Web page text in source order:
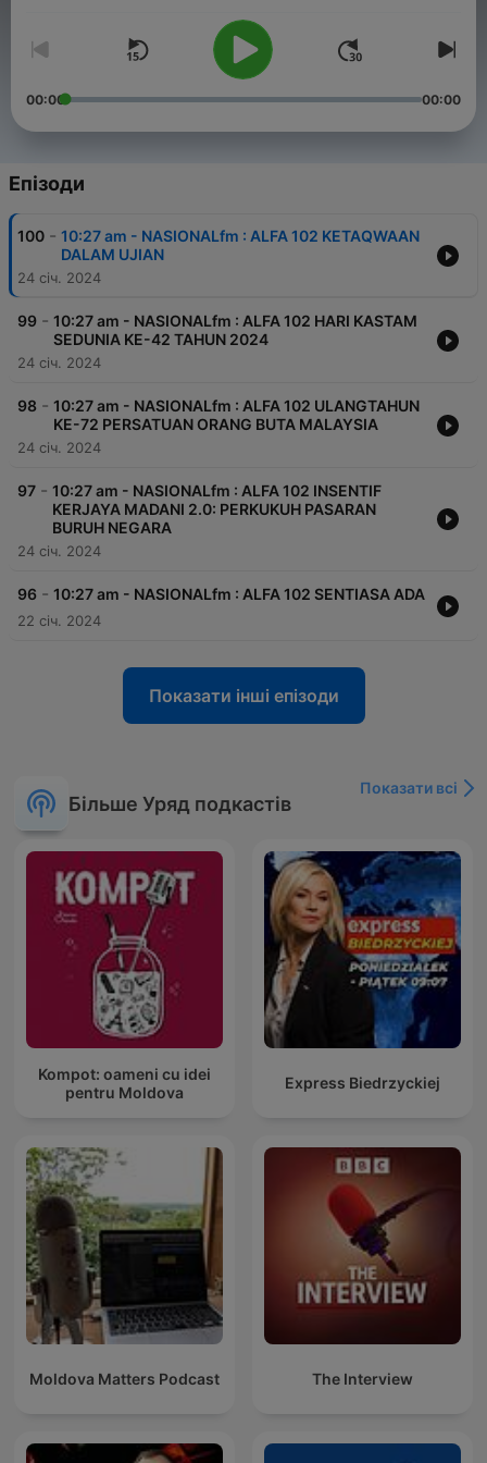
TOPIK DAN ISU SEMASA DIPILIH BERSESUAIAN DENGAN
KEADAAN SEMASA SERTA RELEVAN UNTUK DISIARKAN
TERUTAMANYA BERKAITAN DENGAN DASAR-DASAR
KERAJAAN YANG BAHARU PERLU DKETAHUI OLEH RAKYAT
TEMPATAN.
SEPERTI KESIHATAN, EKONOMI, PENDIDIKAN, TEKNOLOGI,
00:00 00:00
Епізоди
100 - 10:27 am - NASIONALfm : ALFA 102 KETAQWAAN
DALAM UJIAN
24 січ. 2024
99 - 10:27 am - NASIONALfm : ALFA 102 HARI KASTAM
SEDUNIA KE-42 TAHUN 2024
24 січ. 2024
98 - 10:27 am - NASIONALfm : ALFA 102 ULANGTAHUN
KE-72 PERSATUAN ORANG BUTA MALAYSIA
24 січ. 2024
97 - 10:27 am - NASIONALfm : ALFA 102 INSENTIF
KERJAYA MADANI 2.0: PERKUKUH PASARAN
BURUH NEGARA
24 січ. 2024
96 - 10:27 am - NASIONALfm : ALFA 102 SENTIASA ADA
22 січ. 2024
Показати інші епізоди
Більше Уряд подкастів
Показати всі
Kompot: oameni cu idei
pentru Moldova
Express Biedrzyckiej
Moldova Matters Podcast The Interview